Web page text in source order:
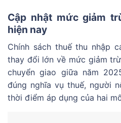
Cập nhật mức giảm
hiện nay
Chính sách thuế thu nhập
thay đổi lớn về mức giảm
chuyển giao giữa năm
đúng nghĩa vụ thuế, người
thời điểm áp dụng của hai